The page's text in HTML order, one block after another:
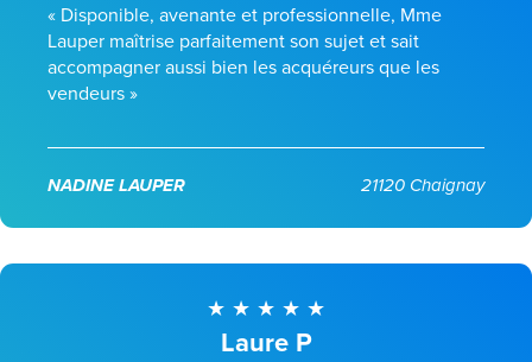
« Disponible, avenante et professionnelle, Mme
Lauper maîtrise parfaitement son sujet et sait
accompagner aussi bien les acquéreurs que les
vendeurs »
NADINE LAUPER 21120 Chaignay
Laure P